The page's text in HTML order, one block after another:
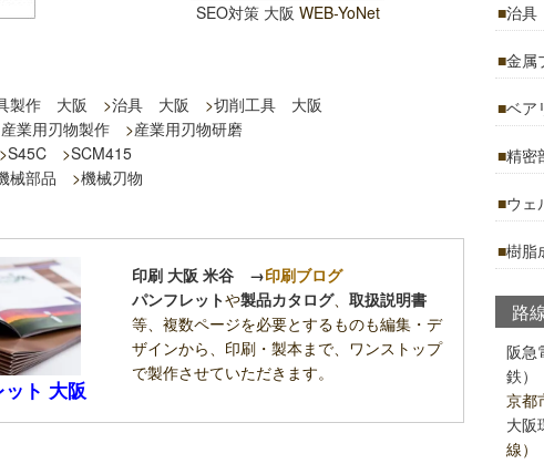
SEO対策 大阪 WEB-YoNet
製作 大阪 >治具 大阪 >切削工具 大阪
産業用刃物製作 >産業用刃物研磨
S45C >SCM415
械部品 >機械刃物
ト 大阪
印刷 大阪 米谷→印刷ブログ
パンフレットや製品カタログ、 取扱説明書
等、複数ページを必要とするものも編集・デ
ザインから、印刷・製本まで、ワンストップ
で製作させていただきます。
治具
金属
ベア
精密
ウェ
樹脂
路
阪急
鉄）
京都
大阪
線